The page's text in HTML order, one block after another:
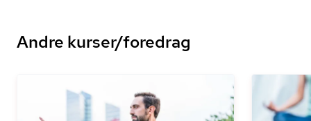
Andre kurser/foredrag